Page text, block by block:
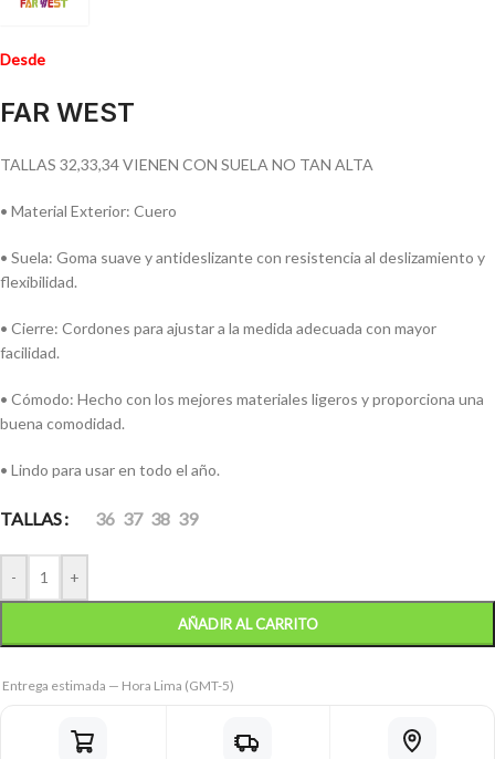
Desde
FAR WEST
TALLAS 32,33,34 VIENEN CON SUELA NO TAN ALTA
• Material Exterior: Cuero
• Suela: Goma suave y antideslizante con resistencia al deslizamiento y
flexibilidad.
• Cierre: Cordones para ajustar a la medida adecuada con mayor
facilidad.
• Cómodo: Hecho con los mejores materiales ligeros y proporciona una
buena comodidad.
• Lindo para usar en todo el año.
TALLAS 36 37 38 39
- +
AÑADIR AL CARRITO
Entrega estimada — Hora Lima (GMT-5)